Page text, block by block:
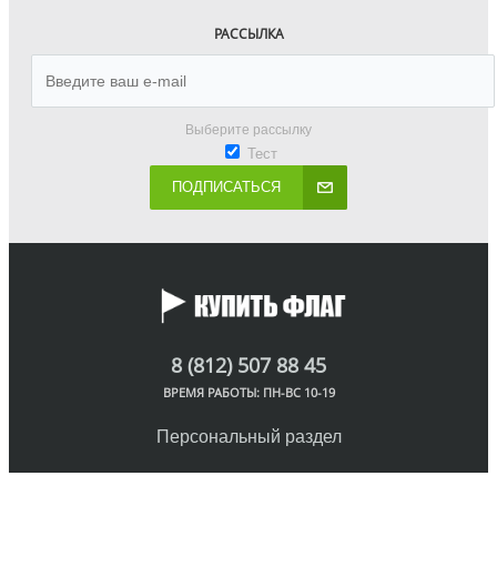
РАССЫЛКА
Выберите рассылку
Тест
ПОДПИСАТЬСЯ
8 (812) 507 88 45
ВРЕМЯ РАБОТЫ: ПН-ВС 10-19
Персональный раздел